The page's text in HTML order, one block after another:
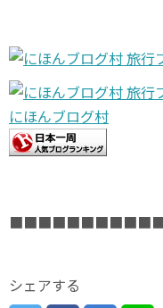
にほんブログ村
シェアする